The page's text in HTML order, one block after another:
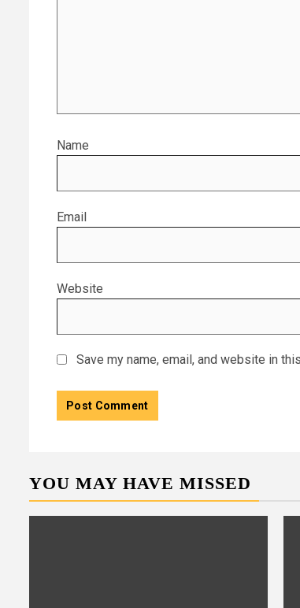
Name
Email
Website
Save my name, email, and website in
YOU MAY HAVE MISSED